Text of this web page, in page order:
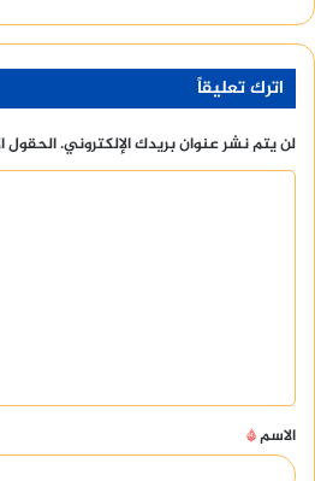
اترك تعليقاً
لن يتم نشر عنوان بريدك الإلكتروني.الحقول
ق
*
الاسم*